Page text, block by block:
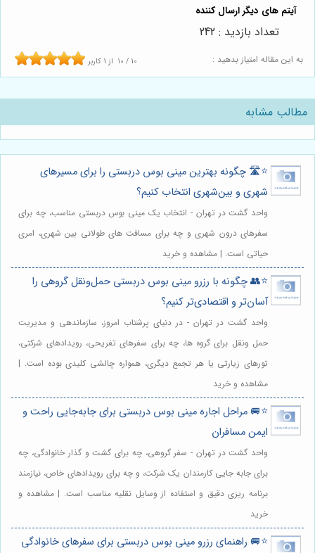
به این مقاله امتیاز بدهید : 10 / 10 از 1 کاربر
تعداد بازدید : 242
مطالب مشابه
⭐️🛣️ چگونه بهترین مینی بوس دربستی را برای مسیرهای
شهری و بین‌شهری انتخاب کنیم؟
واحد گشت در تهران - انتخاب یک مینی بوس دربستی مناسب، چه برای
سفرهای درون شهری و چه برای مسافت های طولانی بین شهری، امری
حیاتی است. | مشاهده و خرید
⭐️👥 چگونه با رزرو مینی بوس دربستی حمل‌ونقل گروهی را
آسان‌تر و اقتصادی‌تر کنیم؟
واحد گشت در تهران - در دنیای پرشتاب امروز، سازماندهی و مدیریت
حمل ونقل برای گروه ها، چه برای سفرهای تفریحی، رویدادهای شرکتی،
تورهای زیارتی یا هر تجمع دیگری، همواره چالشی کلیدی بوده است. |
مشاهده و خرید
⭐️🚐 مراحل اجاره مینی بوس دربستی برای جابه‌جایی راحت و
ایمن مسافران
واحد گشت در تهران - سفر گروهی، چه برای گشت و گذار خانوادگی، چه
برای جابه جایی کارمندان یک شرکت، و چه برای رویدادهای خاص، نیازمند
برنامه ریزی دقیق و استفاده از وسایل نقلیه مناسب است. | مشاهده و
خرید
⭐️🚐 راهنمای رزرو مینی بوس دربستی برای سفرهای خانوادگی